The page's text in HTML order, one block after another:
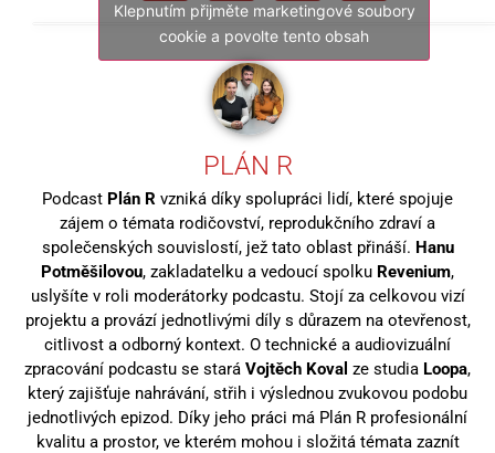
Klepnutím přijměte marketingové soubory
cookie a povolte tento obsah
PLÁN R
Podcast Plán R vzniká díky spolupráci lidí, které spojuje
zájem o témata rodičovství, reprodukčního zdraví a
společenských souvislostí, jež tato oblast přináší. Hanu
Potměšilovou, zakladatelku a vedoucí spolku Revenium,
uslyšíte v roli moderátorky podcastu. Stojí za celkovou vizí
projektu a provází jednotlivými díly s důrazem na otevřenost,
citlivost a odborný kontext. O technické a audiovizuální
zpracování podcastu se stará Vojtěch Koval ze studia Loopa,
který zajišťuje nahrávání, střih i výslednou zvukovou podobu
jednotlivých epizod. Díky jeho práci má Plán R profesionální
kvalitu a prostor, ve kterém mohou i složitá témata zaznít